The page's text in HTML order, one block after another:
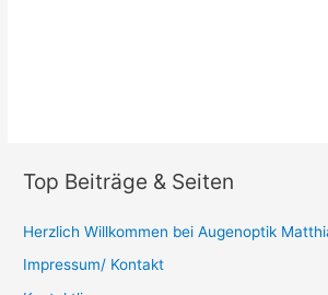
Top Beiträge & Seiten
Herzlich Willkommen bei Augenoptik
Impressum/ Kontakt